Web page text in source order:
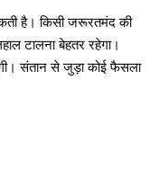
है। किसी जरूरतमंद की
टालना बेहतर रहेगा।
संतान से जुड़ा कोई फैसला